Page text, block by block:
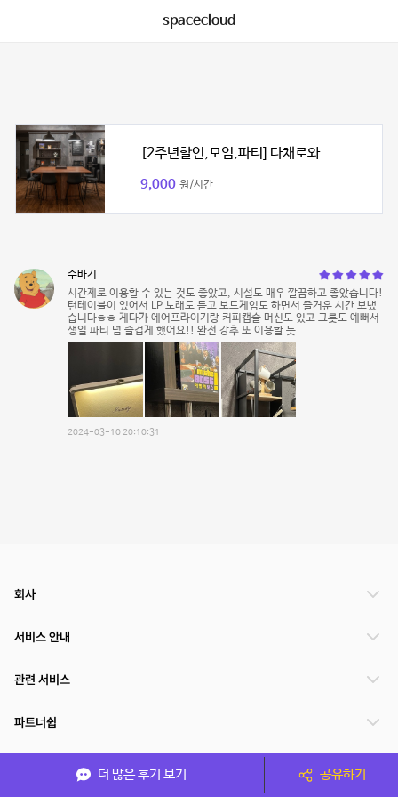
spacecloud
[2주년할인,모임,파티] 다채로와
9,000 원/시간
수바기
시간제로 이용할 수 있는 것도 좋았고, 시설도 매우 깔끔하고 좋았습니다!
턴테이블이 있어서 LP 노래도 듣고 보드게임도 하면서 즐거운 시간 보냈
습니다ㅎㅎ 게다가 에어프라이기랑 커피캡슐 머신도 있고 그릇도 예뻐서
생일 파티 넘 즐겁게 했어요!! 완전 강추 또 이용할 듯
2024-03-10 20:10:31
더 많은 후기 보기 공유하기
회사
서비스 안내
관련 서비스
파트너쉽
서비스 제공 국가